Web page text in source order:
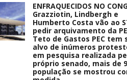
ENFRAQUECIDOS NO
Grazziotin, Lindbergh e
Humberto Costa vão ao
pedir arquivamento da
Teto de Gastos PEC tem
alvo de inúmeros
em pesquisa realizada
próprio senado, mais de
população se mostrou